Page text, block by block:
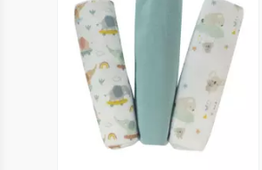
Vista Previa